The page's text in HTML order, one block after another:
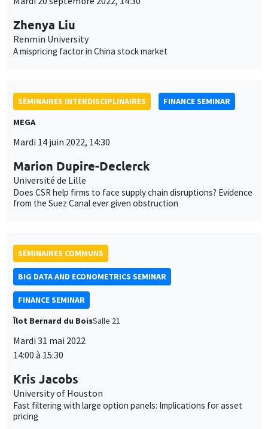
Zhenya Liu
Renmin University
A mispricing factor in China stock market
SÉMINAIRES INTERDISCIPLINAIRES
FINANCE SEMINAR
MEGA
Mardi 14 juin 2022, 14:30
Marion Dupire-Declerck
Université de Lille
Does CSR help firms to face supply chain disruptions? Evidence
from the Suez Canal ever given obstruction
SÉMINAIRES COMMUNS
BIG DATA AND ECONOMETRICS SEMINAR
FINANCE SEMINAR
Îlot Bernard du BoisSalle 21
Mardi 31 mai 2022
14:00 à 15:30
Kris Jacobs
University of Houston
Fast filtering with large option panels: Implications for asset
pricing